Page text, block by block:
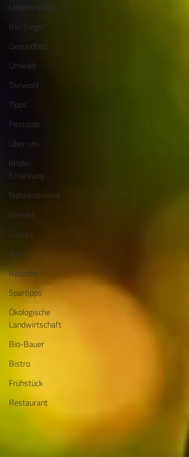
Lebensmittel
Bio-Siegel
Gesundheit
Umwelt
Tierwohl
Tipps
Pestizide
Über uns
Kinder-
Ernährung
Naturkosmetik
Genuss
Snacks
App
Rabatte
Spartipps
Ökologische
Landwirtschaft
Bio-Bauer
Bistro
Frühstück
Restaurant